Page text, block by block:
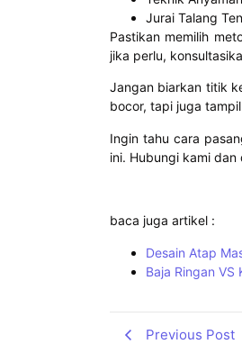
Jurai Talang
Pastikan memilih
jika perlu,
Jangan biarkan titik
bocor, tapi juga
Ingin tahu cara
ini. Hubungi kami
baca juga artikel :
Desain Atap
Baja Ringan
Previous Post